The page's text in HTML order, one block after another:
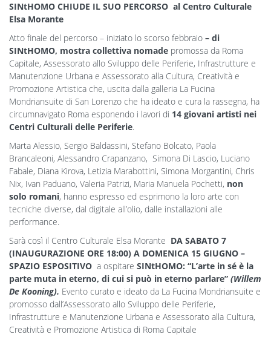
SINtHOMO CHIUDE IL SUO PERCORSO al Centro Culturale
Elsa Morante
Atto finale del percorso – iniziato lo scorso febbraio – di
SINtHOMO, mostra collettiva nomade promossa da Roma
Capitale, Assessorato allo Sviluppo delle Periferie, Infrastrutture e
Manutenzione Urbana e Assessorato alla Cultura, Creatività e
Promozione Artistica che, uscita dalla galleria La Fucina
Mondriansuite di San Lorenzo che ha ideato e cura la rassegna, ha
circumnavigato Roma esponendo i lavori di 14 giovani artisti nei
Centri Culturali delle Periferie.
Marta Alessio, Sergio Baldassini, Stefano Bolcato, Paola
Brancaleoni, Alessandro Crapanzano, Simona Di Lascio, Luciano
Fabale, Diana Kirova, Letizia Marabottini, Simona Morgantini, Chris
Nix, Ivan Paduano, Valeria Patrizi, Maria Manuela Pochetti, non
solo romani, hanno espresso ed esprimono la loro arte con
tecniche diverse, dal digitale all’olio, dalle installazioni alle
performance.
Sarà così il Centro Culturale Elsa Morante DA SABATO 7
(INAUGURAZIONE ORE 18:00) A DOMENICA 15 GIUGNO –
SPAZIO ESPOSITIVO a ospitare SINtHOMO: “L’arte in sé è la
parte muta in eterno, di cui si può in eterno parlare” (Willem
De Kooning). Evento curato e ideato da La Fucina Mondriansuite e
promosso dall’Assessorato allo Sviluppo delle Periferie,
Infrastrutture e Manutenzione Urbana e Assessorato alla Cultura,
Creatività e Promozione Artistica di Roma Capitale